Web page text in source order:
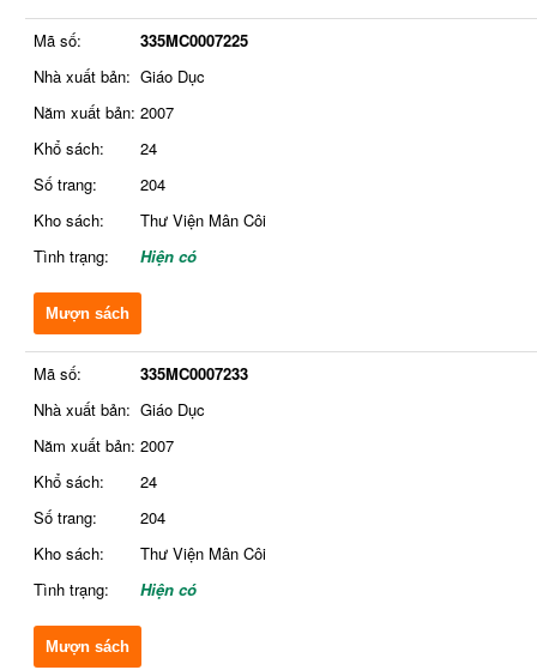
Mã số:
335MC0007225
Nhà xuất bản: Giáo Dục
Năm xuất bản: 2007
Khổ sách:
24
Số trang:
204
Kho sách:
Thư Viện Mân Côi
Tình trạng:
Hiện có
Mượn sách
Mã số:
335MC0007233
Nhà xuất bản: Giáo Dục
Năm xuất bản: 2007
Khổ sách:
24
Số trang:
204
Kho sách:
Thư Viện Mân Côi
Tình trạng:
Hiện có
Mượn sách